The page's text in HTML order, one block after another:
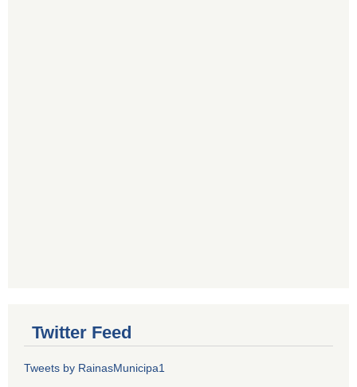
Twitter Feed
Tweets by RainasMunicipa1